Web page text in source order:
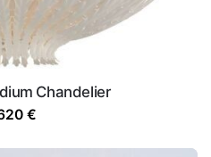
Chandelier
€